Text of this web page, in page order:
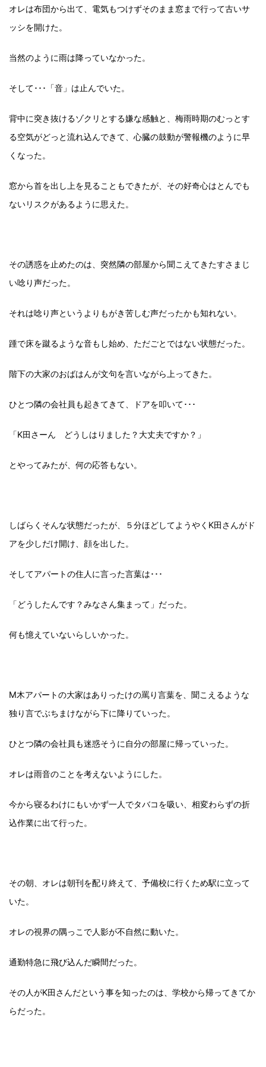
オレは布団から出て、電気もつけずそのまま窓まで行って古いサ
ッシを開けた。
当然のように雨は降っていなかった。
そして･･･「音」は止んでいた。
背中に突き抜けるゾクリとする嫌な感触と、梅雨時期のむっとす
る空気がどっと流れ込んできて、心臓の鼓動が警報機のように早
くなった。
窓から首を出し上を見ることもできたが、その好奇心はとんでも
ないリスクがあるように思えた。
その誘惑を止めたのは、突然隣の部屋から聞こえてきたすさまじ
い唸り声だった。
それは唸り声というよりもがき苦しむ声だったかも知れない。
踵で床を蹴るような音もし始め、ただごとではない状態だった。
階下の大家のおばはんが文句を言いながら上ってきた。
ひとつ隣の会社員も起きてきて、ドアを叩いて･･･
「K田さーん どうしはりました？大丈夫ですか？」
とやってみたが、何の応答もない。
しばらくそんな状態だったが、５分ほどしてようやくK田さんがド
アを少しだけ開け、顔を出した。
そしてアパートの住人に言った言葉は･･･
「どうしたんです？みなさん集まって」だった。
何も憶えていないらしいかった。
M木アパートの大家はありったけの罵り言葉を、聞こえるような
独り言でぶちまけながら下に降りていった。
ひとつ隣の会社員も迷惑そうに自分の部屋に帰っていった。
オレは雨音のことを考えないようにした。
今から寝るわけにもいかず一人でタバコを吸い、相変わらずの折
込作業に出て行った。
その朝、オレは朝刊を配り終えて、予備校に行くため駅に立って
いた。
オレの視界の隅っこで人影が不自然に動いた。
通勤特急に飛び込んだ瞬間だった。
その人がK田さんだという事を知ったのは、学校から帰ってきてか
らだった。